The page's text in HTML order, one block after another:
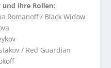
und ihre Rollen:
Romanoff / Black Widow
/ Red Guardian